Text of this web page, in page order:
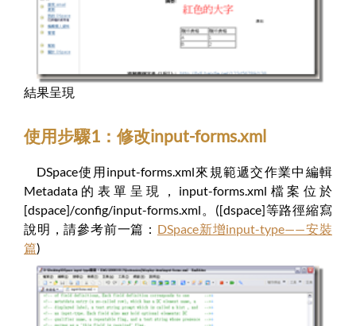
結果呈現
使用步驟1：修改input-forms.xml
DSpace使用input-forms.xml來規範遞交作業中編輯
Metadata的表單呈現，input-forms.xml檔案位於
[dspace]/config/input-forms.xml。([dspace]等路徑縮寫
說明，請參考前一篇： DSpace新增input-type——安裝
篇)